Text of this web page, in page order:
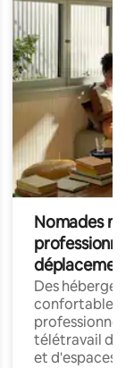
Nomades
déplacement
Des
confortables
professionnels
télétravail
et d'espaces